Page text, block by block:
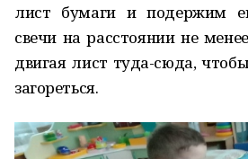
лист бумаги и подержим
свечи на расстоянии не
двигая лист туда-сюда,
загореться.